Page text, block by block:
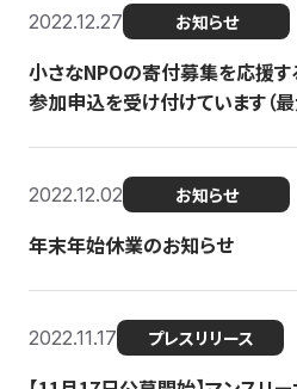
2022.12.27 お知らせ
小さなNPOの寄付募集を応援
参加申込を受け付けています（
2022.12.02 お知らせ
年末年始休業のお知らせ
2022.11.17 プレスリリース